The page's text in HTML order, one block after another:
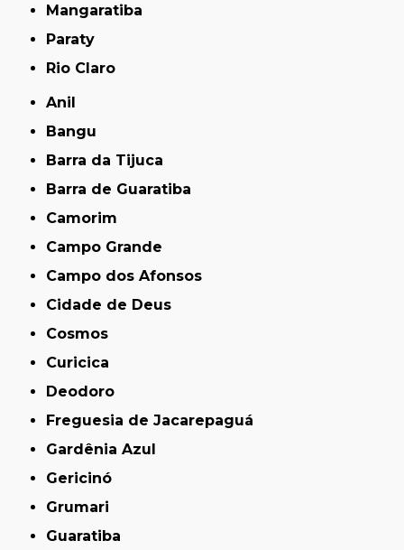
Mangaratiba
Paraty
Rio Claro
Anil
Bangu
Barra da Tijuca
Barra de Guaratiba
Camorim
Campo Grande
Campo dos Afonsos
Cidade de Deus
Cosmos
Curicica
Deodoro
Freguesia de Jacarepaguá
Gardênia Azul
Gericinó
Grumari
Guaratiba